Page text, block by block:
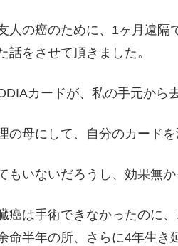
人の癌のために、1ヶ月遠隔
話をさせて頂きました。
カードが、私の手元から
の母にして、自分のカードを
もいないだろうし、効果無
癌は手術できなかったのに
命半年の所、さらに4年生き